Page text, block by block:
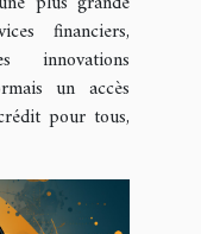
financiers,
un accès
pour tous,